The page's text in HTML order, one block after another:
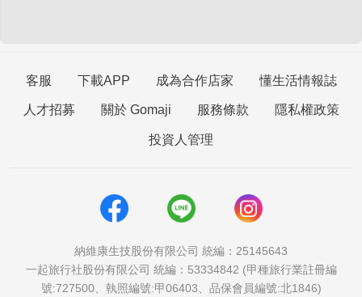
客服 下載APP 成為合作店家 懂生活情報誌
人才招募 關於 Gomaji 服務條款 隱私權政策
投資人管理
納維康生技股份有限公司 統編：25145643
一起旅行社股份有限公司 統編：53334842 (甲種旅行業註冊編
號:727500、執照編號:甲06403、品保會員編號:北1846)